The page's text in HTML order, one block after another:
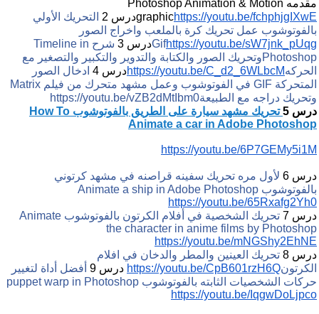
مقدمه Photoshop Animation & Motion
graphichttps://youtu.be/fchphjgIXwE درس 2
التحريك الأولي
بالفوتوشوب عمل تحريك كرة بالملعب واخراج الصور
Gifhttps://youtu.be/sW7jnk_pUqg درس 3
شرح Timeline in
Photoshopوتحريك الصور والكتابة والتدوير والتكبير والتصغير مع
الحركهhttps://youtu.be/C_d2_6WLbcMدرس 4
ادخال الصور
المتحركة GIF في الفوتوشوب وعمل مشهد متحرك من فيلم Matrix
وتحريك دراجه مع الطبيعةhttps://youtu.be/vZB2dMtIbm0
درس 5
تحريك مشهد سيارة على الطريق بالفوتوشوب How To
Animate a car in Adobe Photoshop
https://youtu.be/6P7GEMy5i1M
درس 6
لأول مره تحريك سفينه قراصنه في مشهد كرتوني
بالفوتوشوب Animate a ship in Adobe Photoshop
https://youtu.be/65Rxafg2Yh0
درس 7
تحريك الشخصية في أفلام الكرتون بالفوتوشوب Animate
the character in anime films by Photoshop
https://youtu.be/mNGShy2EhNE
درس 8
تحريك العينين والمطر والدخان في افلام
الكرتونhttps://youtu.be/CpB601rzH6Q درس 9
أفضل أداة لتغيير
حركات الشخصيات الثابته بالفوتوشوب puppet warp in Photoshop
https://youtu.be/IqgwDoLjpco